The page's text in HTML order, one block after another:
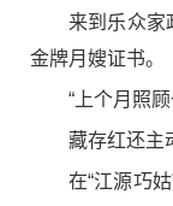
来到乐众家
金牌月嫂证书。
“上个月照
藏存红还主
在“江源巧